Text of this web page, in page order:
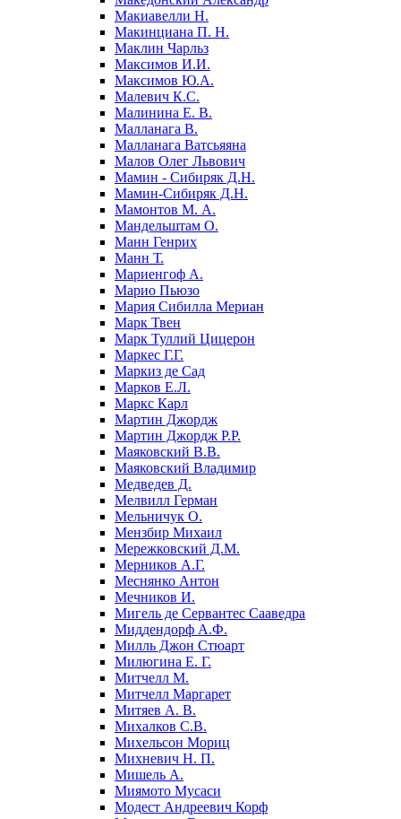
Макиавелли Н.
Макинциана П. Н.
Маклин Чарльз
Максимов И.И.
Максимов Ю.А.
Малевич К.С.
Малинина Е. В.
Малланага В.
Малланага Ватсьяяна
Малов Олег Львович
Мамин - Сибиряк Д.Н.
Мамин-Сибиряк Д.Н.
Мамонтов М. А.
Мандельштам О.
Манн Генрих
Манн Т.
Мариенгоф А.
Марио Пьюзо
Мария Сибилла Мериан
Марк Твен
Марк Туллий Цицерон
Маркес Г.Г.
Маркиз де Сад
Марков Е.Л.
Маркс Карл
Мартин Джордж
Мартин Джордж Р.Р.
Маяковский В.В.
Маяковский Владимир
Медведев Д.
Мелвилл Герман
Мельничук О.
Мензбир Михаил
Мережковский Д.М.
Мерников А.Г.
Меснянко Антон
Мечников И.
Мигель де Сервантес Сааведра
Миддендорф А.Ф.
Милль Джон Стюарт
Милюгина Е. Г.
Митчелл М.
Митчелл Маргарет
Митяев А. В.
Михалков С.В.
Михельсон Мориц
Михневич Н. П.
Мишель А.
Миямото Мусаси
Модест Андреевич Корф